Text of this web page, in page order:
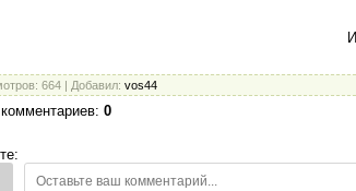
: 664 | Добавил: vos44
: 0